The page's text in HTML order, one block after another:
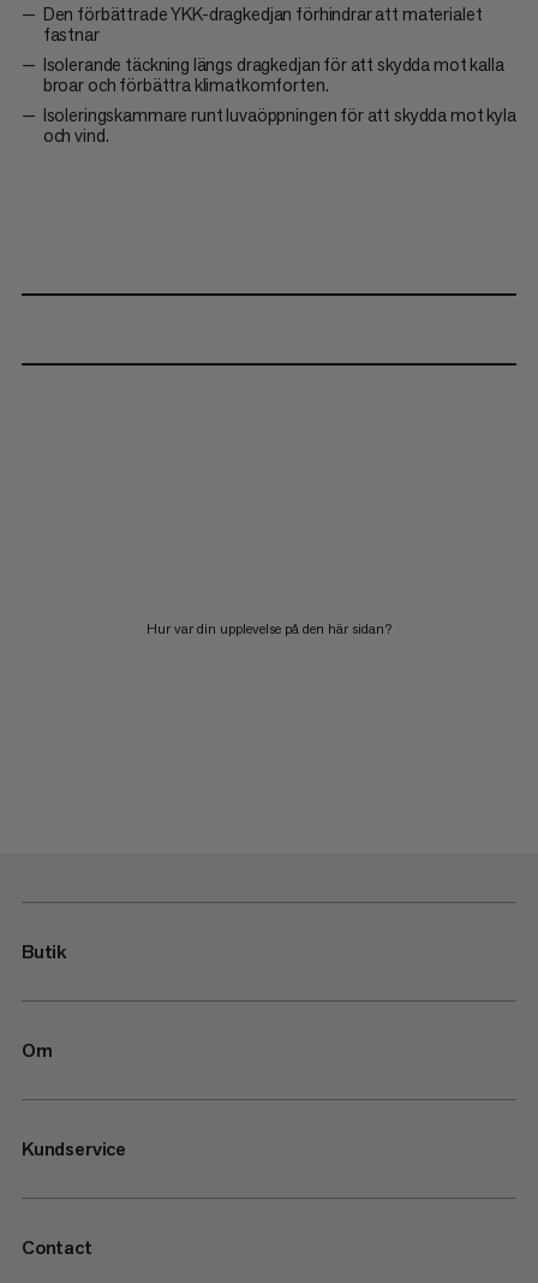
Den förbättrade YKK-dragkedjan förhindrar att materialet
fastnar
Isolerande täckning längs dragkedjan för att skydda mot kalla
broar och förbättra klimatkomforten.
Isoleringskammare runt luvaöppningen för att skydda mot kyla
och vind.
Hur var din upplevelse på den här sidan?
Butik
Om
Kundservice
Contact